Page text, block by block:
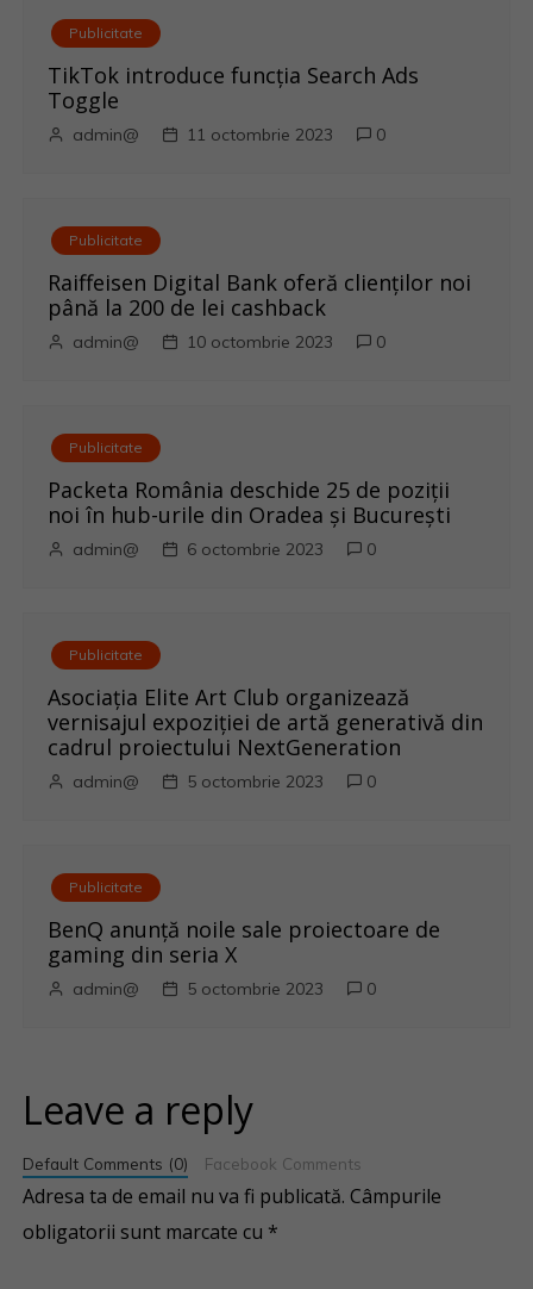
Publicitate
TikTok introduce funcția Search Ads
Toggle
admin@ 11 octombrie 2023 0
Publicitate
Raiffeisen Digital Bank oferă clienților noi
până la 200 de lei cashback
admin@ 10 octombrie 2023 0
Publicitate
Packeta România deschide 25 de poziții
noi în hub-urile din Oradea și București
admin@ 6 octombrie 2023 0
Publicitate
Asociația Elite Art Club organizează
vernisajul expoziției de artă generativă din
cadrul proiectului NextGeneration
admin@ 5 octombrie 2023 0
Publicitate
BenQ anunţă noile sale proiectoare de
gaming din seria X
admin@ 5 octombrie 2023 0
Leave a reply
Default Comments (0) Facebook Comments
Adresa ta de email nu va fi publicată. Câmpurile
obligatorii sunt marcate cu *